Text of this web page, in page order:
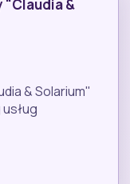
"Claudia &
& Solarium"